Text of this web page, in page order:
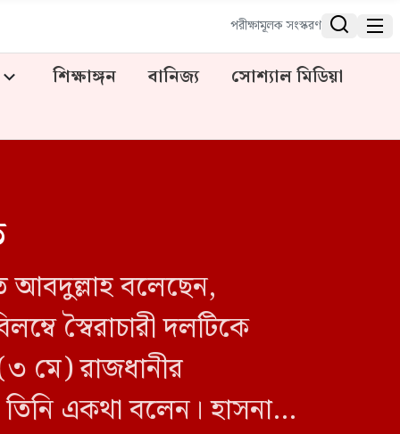
পরীক্ষামূলক সংস্করণ  
শিক্ষাঙ্গন বানিজ্য
সোশ্যাল মিডিয়া
আবদুল্লাহ বলেছেন,
স্বৈরাচারী দলটিকে
মে) রাজধানীর
একথা বলেন। হাসনাত